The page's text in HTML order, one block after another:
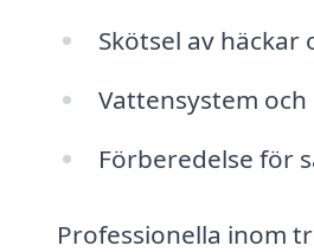
Skötsel av
Vattensystem
Förberedelse för
Professionella inom